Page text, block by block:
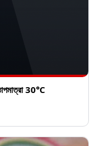
30°C